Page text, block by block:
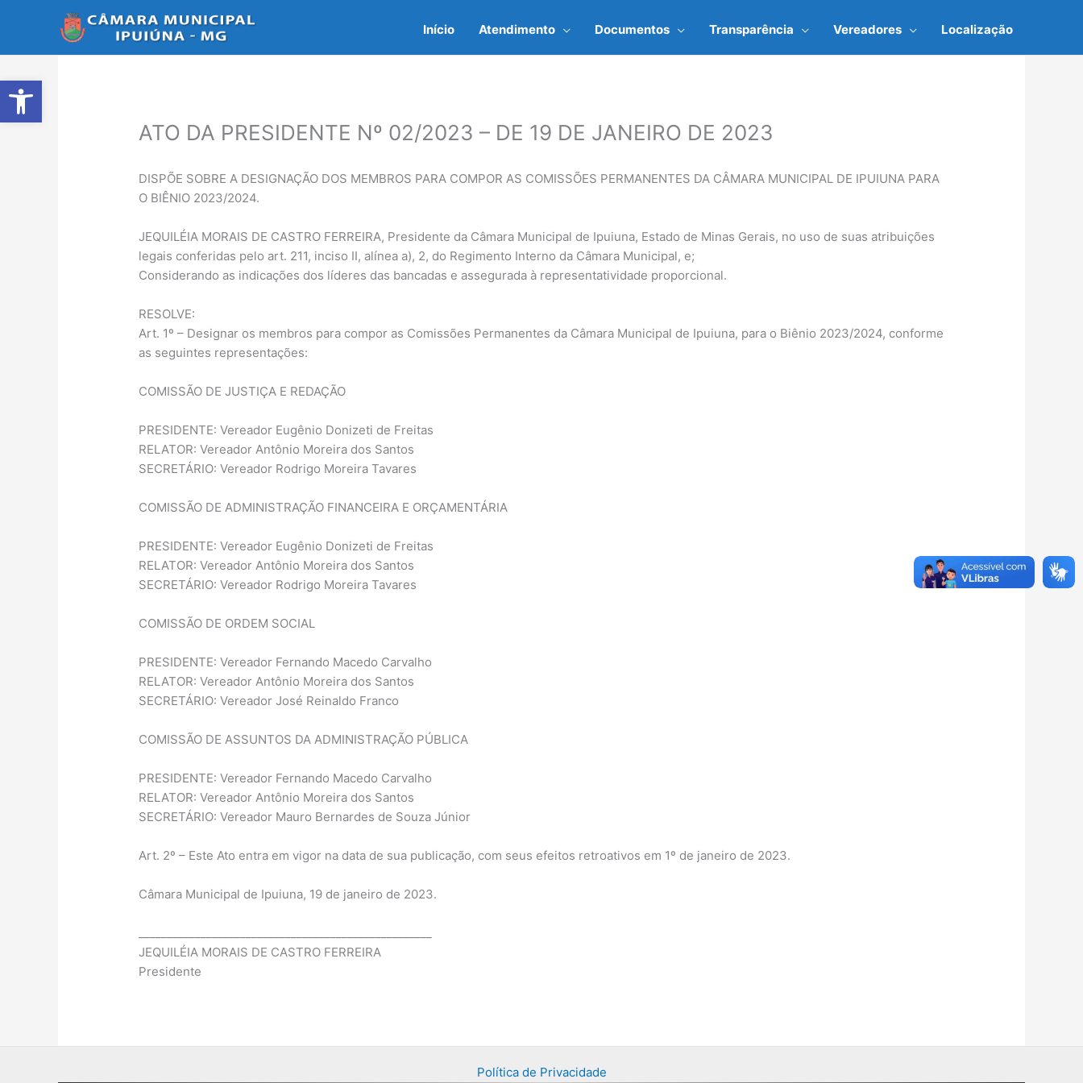
Abrir a barra de ferramentas
Início Atendimento Documentos Transparência Vereadores Localização
ATO DA PRESIDENTE Nº 02/2023 – DE 19 DE JANEIRO DE 2023
DISPÕE SOBRE A DESIGNAÇÃO DOS MEMBROS PARA COMPOR AS COMISSÕES PERMANENTES DA CÂMARA MUNICIPAL DE IPUIUNA PARA
O BIÊNIO 2023/2024.
JEQUILÉIA MORAIS DE CASTRO FERREIRA, Presidente da Câmara Municipal de Ipuiuna, Estado de Minas Gerais, no uso de suas atribuições
legais conferidas pelo art. 211, inciso II, alínea a), 2, do Regimento Interno da Câmara Municipal, e;
Considerando as indicações dos líderes das bancadas e assegurada à representatividade proporcional.
RESOLVE:
Art. 1º – Designar os membros para compor as Comissões Permanentes da Câmara Municipal de Ipuiuna, para o Biênio 2023/2024, conforme
as seguintes representações:
COMISSÃO DE JUSTIÇA E REDAÇÃO
PRESIDENTE: Vereador Eugênio Donizeti de Freitas
RELATOR: Vereador Antônio Moreira dos Santos
SECRETÁRIO: Vereador Rodrigo Moreira Tavares
COMISSÃO DE ADMINISTRAÇÃO FINANCEIRA E ORÇAMENTÁRIA
PRESIDENTE: Vereador Eugênio Donizeti de Freitas
RELATOR: Vereador Antônio Moreira dos Santos
SECRETÁRIO: Vereador Rodrigo Moreira Tavares
COMISSÃO DE ORDEM SOCIAL
PRESIDENTE: Vereador Fernando Macedo Carvalho
RELATOR: Vereador Antônio Moreira dos Santos
SECRETÁRIO: Vereador José Reinaldo Franco
COMISSÃO DE ASSUNTOS DA ADMINISTRAÇÃO PÚBLICA
PRESIDENTE: Vereador Fernando Macedo Carvalho
RELATOR: Vereador Antônio Moreira dos Santos
SECRETÁRIO: Vereador Mauro Bernardes de Souza Júnior
Art. 2º – Este Ato entra em vigor na data de sua publicação, com seus efeitos retroativos em 1º de janeiro de 2023.
Câmara Municipal de Ipuiuna, 19 de janeiro de 2023.
JEQUILÉIA MORAIS DE CASTRO FERREIRA
Presidente
Política de Privacidade